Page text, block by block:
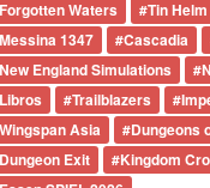
Waters #Tin Helm
1347 #Cascadia
England Simulations #
#Trailblazers #
Asia #Dungeons
Exit #Kingdom